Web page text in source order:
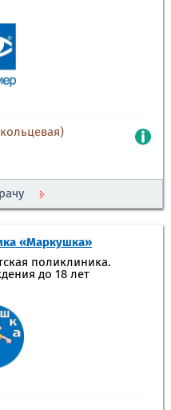
«Маркушка»
поликлиника.
до 18 лет